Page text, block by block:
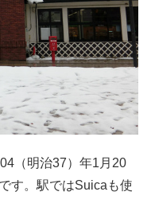
（明治37）年1月20
す。駅ではSuicaも使